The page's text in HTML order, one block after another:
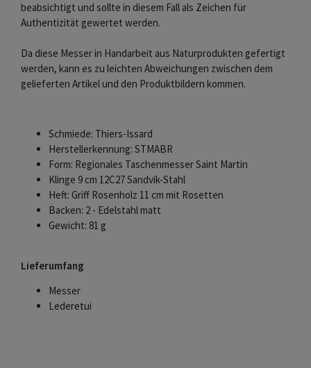
beabsichtigt und sollte in diesem Fall als Zeichen für
Authentizität gewertet werden.
Da diese Messer in Handarbeit aus Naturprodukten gefertigt
werden, kann es zu leichten Abweichungen zwischen dem
gelieferten Artikel und den Produktbildern kommen.
Schmiede: Thiers-Issard
Herstellerkennung: STMABR
Form: Regionales Taschenmesser Saint Martin
Klinge 9 cm 12C27 Sandvik-Stahl
Heft: Griff Rosenholz 11 cm mit Rosetten
Backen: 2 - Edelstahl matt
Gewicht: 81 g
Lieferumfang
Messer
Lederetui